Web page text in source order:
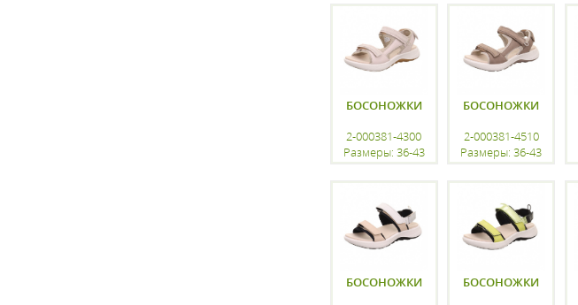
БОСОНОЖКИ
2-000381-4300
Размеры: 36-43
БОСОНОЖКИ
2-000381-4510
Размеры: 36-43
БОСОНОЖКИ
БОСОНОЖКИ